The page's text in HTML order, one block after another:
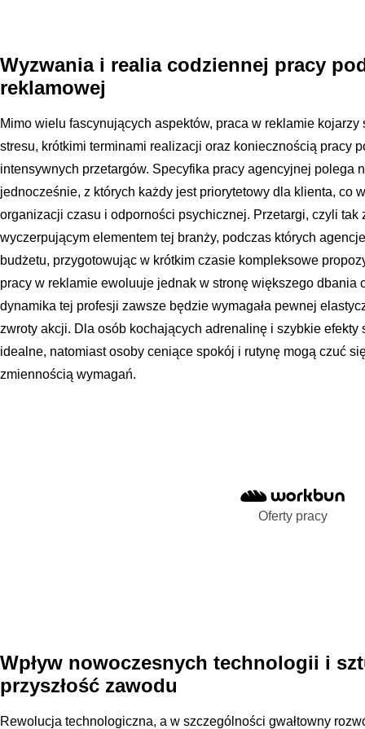
Wyzwania i realia codziennej pracy
reklamowej
Mimo wielu fascynujących aspektów, praca w reklamie
stresu, krótkimi terminami realizacji oraz koniecznością pracy
intensywnych przetargów. Specyfika pracy agencyjnej polega
jednocześnie, z których każdy jest priorytetowy dla klienta, co
organizacji czasu i odporności psychicznej. Przetargi, czyli tak
wyczerpującym elementem tej branży, podczas których
budżetu, przygotowując w krótkim czasie kompleksowe
pracy w reklamie ewoluuje jednak w stronę większego dbania
dynamika tej profesji zawsze będzie wymagała pewnej
zwroty akcji. Dla osób kochających adrenalinę i szybkie efekty
idealne, natomiast osoby ceniące spokój i rutynę mogą czuć
zmiennością wymagań.
Oferty pracy
Wpływ nowoczesnych technologii i
przyszłość zawodu
Rewolucja technologiczna, a w szczególności gwałtowny